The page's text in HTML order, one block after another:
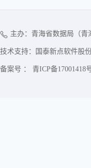
主办：青海省数据局（青
技术支持：国泰新点软件股
备案号 ： 青ICP备17001418